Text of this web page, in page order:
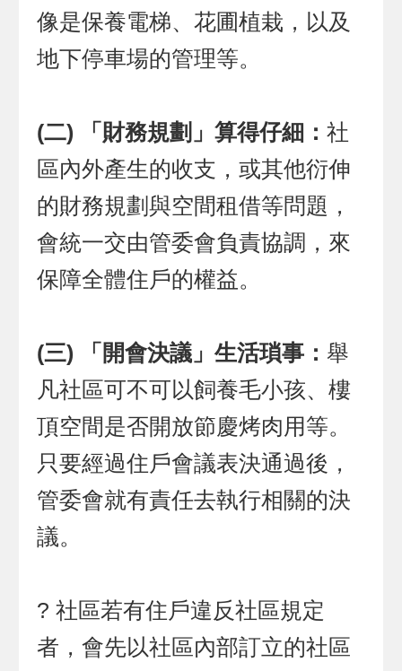
像是保養電梯、花圃植栽，以及
地下停車場的管理等。
(二) 「財務規劃」算得仔細：社
區內外產生的收支，或其他衍伸
的財務規劃與空間租借等問題，
會統一交由管委會負責協調，來
保障全體住戶的權益。
(三) 「開會決議」生活瑣事： 舉
凡社區可不可以飼養毛小孩、樓
頂空間是否開放節慶烤肉用等。
只要經過住戶會議表決通過後，
管委會就有責任去執行相關的決
議。
? 社區若有住戶違反社區規定
者，會先以社區內部訂立的社區